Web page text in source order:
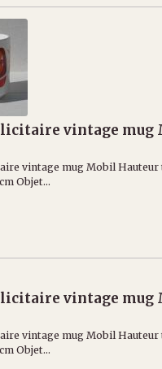
vintage mug
vintage mug Mobil Hauteur
Objet...
vintage mug
vintage mug Mobil Hauteur
Objet...